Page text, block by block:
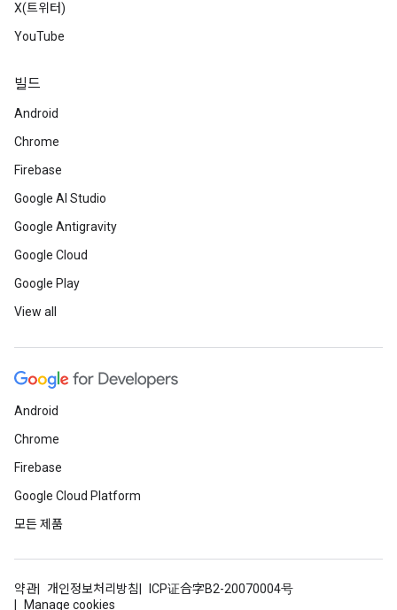
X(트위터)
YouTube
빌드
Android
Chrome
Firebase
Google AI Studio
Google Antigravity
Google Cloud
Google Play
View all
Android
Chrome
Firebase
Google Cloud Platform
모든 제품
약관 개인정보처리방침
ICP证合字B2-20070004号
Manage cookies